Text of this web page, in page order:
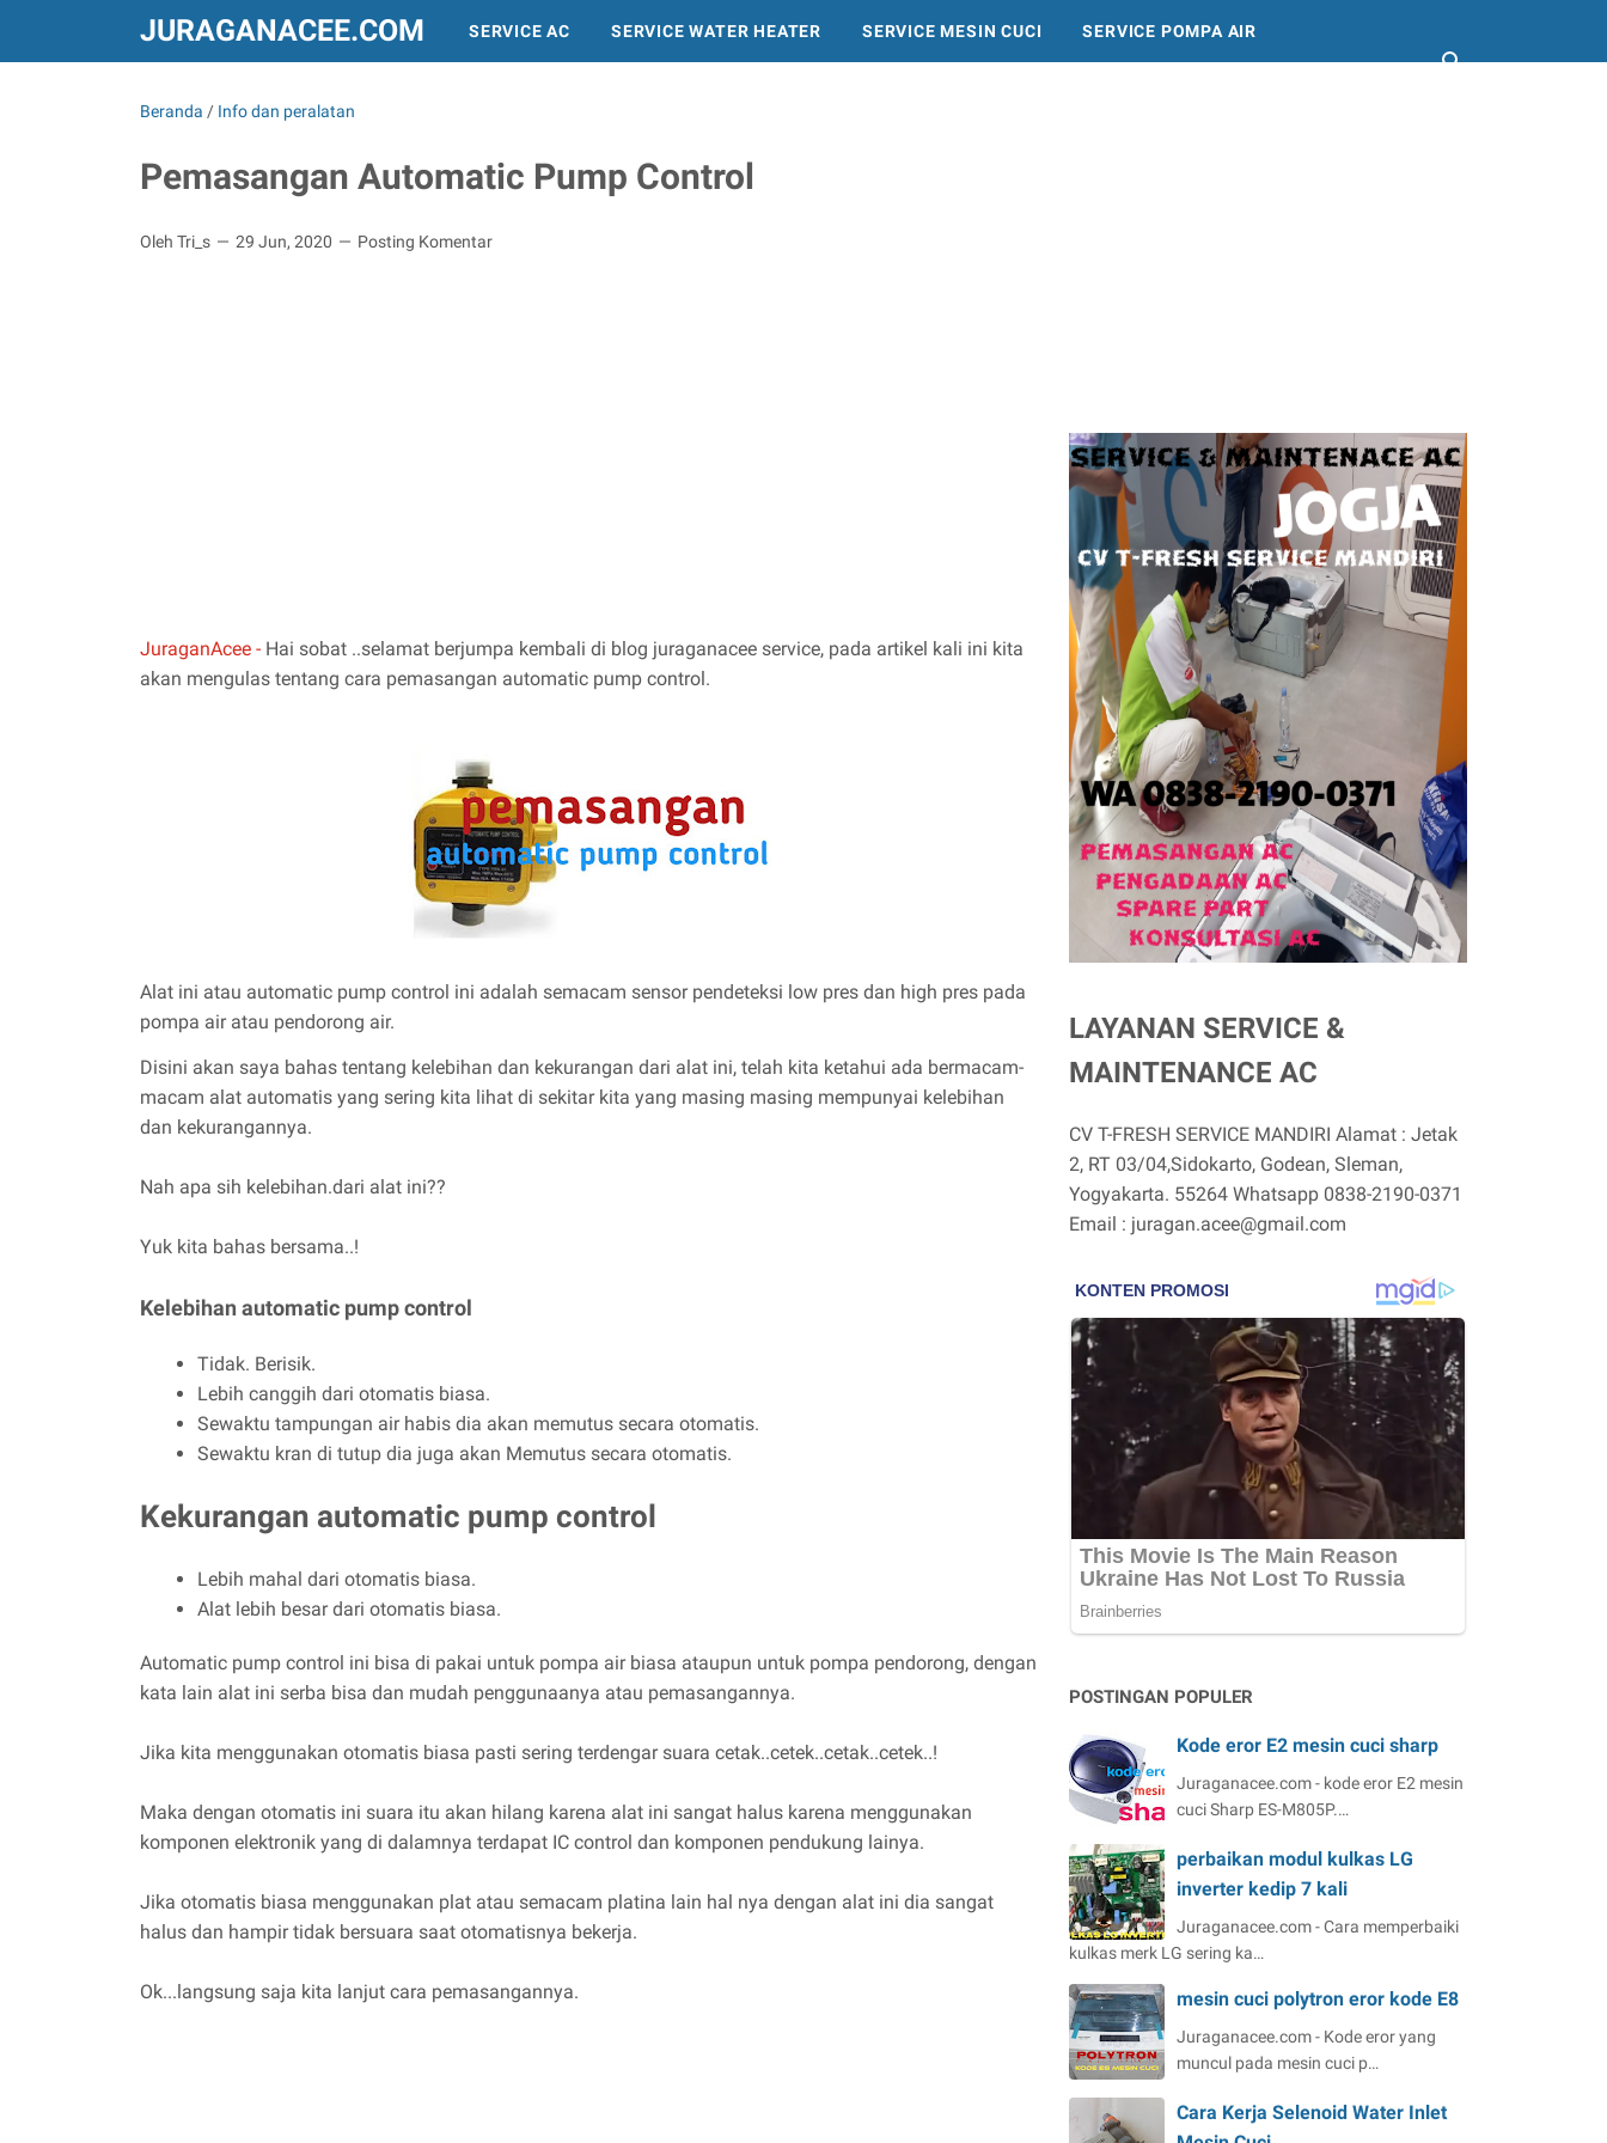
JURAGANACEE.COM SERVICE AC SERVICE WATER HEATER SERVICE MESIN CUCI SERVICE POMPA AIR
Beranda / Info dan peralatan
Pemasangan Automatic Pump Control
Oleh Tri_s 29 Jun, 2020 Posting Komentar
JuraganAcee - Hai sobat ..selamat berjumpa kembali di blog juraganacee service, pada artikel kali ini kita
akan mengulas tentang cara pemasangan automatic pump control.
Alat ini atau automatic pump control ini adalah semacam sensor pendeteksi low pres dan high pres pada
pompa air atau pendorong air.
Disini akan saya bahas tentang kelebihan dan kekurangan dari alat ini, telah kita ketahui ada bermacam-
macam alat automatis yang sering kita lihat di sekitar kita yang masing masing mempunyai kelebihan
dan kekurangannya.
Nah apa sih kelebihan.dari alat ini??
Yuk kita bahas bersama..!
Kelebihan automatic pump control
Tidak. Berisik.
Lebih canggih dari otomatis biasa.
Sewaktu tampungan air habis dia akan memutus secara otomatis.
Sewaktu kran di tutup dia juga akan Memutus secara otomatis.
Kekurangan automatic pump control
Lebih mahal dari otomatis biasa.
Alat lebih besar dari otomatis biasa.
Automatic pump control ini bisa di pakai untuk pompa air biasa ataupun untuk pompa pendorong, dengan
kata lain alat ini serba bisa dan mudah penggunaanya atau pemasangannya.
Jika kita menggunakan otomatis biasa pasti sering terdengar suara cetak..cetek..cetak..cetek..!
Maka dengan otomatis ini suara itu akan hilang karena alat ini sangat halus karena menggunakan
komponen elektronik yang di dalamnya terdapat IC control dan komponen pendukung lainya.
Jika otomatis biasa menggunakan plat atau semacam platina lain hal nya dengan alat ini dia sangat
halus dan hampir tidak bersuara saat otomatisnya bekerja.
Ok...langsung saja kita lanjut cara pemasangannya.
LAYANAN SERVICE &
MAINTENANCE AC
CV T-FRESH SERVICE MANDIRI Alamat : Jetak
2, RT 03/04,Sidokarto, Godean, Sleman,
Yogyakarta. 55264 Whatsapp 0838-2190-0371
Email : juragan.acee@gmail.com
POSTINGAN POPULER
Kode eror E2 mesin cuci sharp
Juraganacee.com - kode eror E2 mesin
cuci Sharp ES-M805P.…
perbaikan modul kulkas LG
inverter kedip 7 kali
Juraganacee.com - Cara memperbaiki
kulkas merk LG sering ka…
mesin cuci polytron eror kode E8
Juraganacee.com - Kode eror yang
muncul pada mesin cuci p…
Cara Kerja Selenoid Water Inlet